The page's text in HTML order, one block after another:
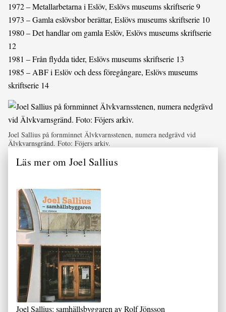
1972 – Metallarbetarna i Eslöv, Eslövs museums skriftserie 9
1973 – Gamla eslövsbor berättar, Eslövs museums skriftserie 10
1980 – Det handlar om gamla Eslöv, Eslövs museums skriftserie
12
1981 – Från flydda tider, Eslövs museums skriftserie 13
1985 – ABF i Eslöv och dess föregångare, Eslövs museums
skriftserie 14
Joel Sallius på fornminnet Älvkvarnsstenen, numera nedgrävd vid
Älvkvarnsgränd. Foto: Föjers arkiv.
Läs mer om Joel Sallius
Joel Sallius: samhällsbyggaren av Rolf Jönsson